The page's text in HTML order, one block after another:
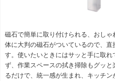
磁石で簡単に取り付けられる、おし
体に大判の磁石がついているので、直
す。使いたいときにはサッと手に取
ず、作業スペースの拭き掃除もグッと
るだけで、統一感が生まれ、キッチン